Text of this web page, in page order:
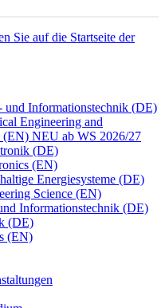
Informationstechnik (DE)
Engineering and
NEU ab WS 2026/27
(DE)
(EN)
Energiesysteme (DE)
Science (EN)
Informationstechnik (DE)
(DE)
(EN)